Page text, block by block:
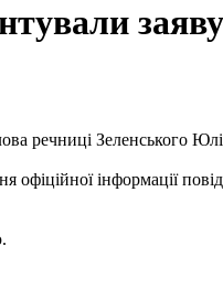
речниці Зеленського
офіційної інформації